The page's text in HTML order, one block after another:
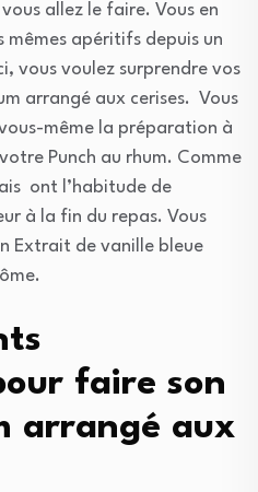
allez le faire. Vous en
mêmes apéritifs depuis un
vous voulez surprendre vos
arrangé aux cerises. Vous
même la préparation à
Punch au rhum. Comme
ont l’habitude de
à la fin du repas. Vous
Extrait de vanille bleue
faire son
arrangé aux